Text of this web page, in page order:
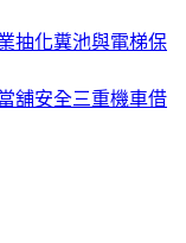
抽化糞池與電梯保
舖安全三重機車借